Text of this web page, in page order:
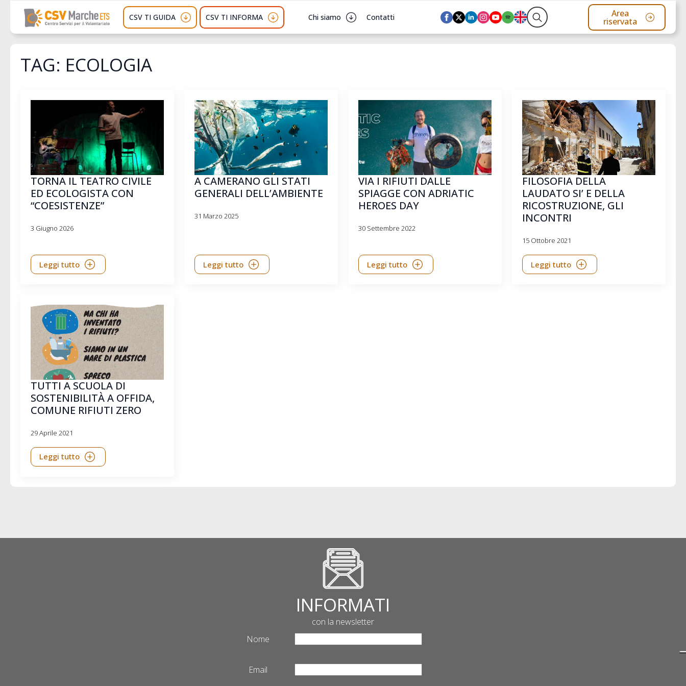
CSV TI GUIDA CSV TI INFORMA Chi siamo Contatti
Search
Area
riservata
TAG: ECOLOGIA
TORNA IL TEATRO CIVILE
ED ECOLOGISTA CON
“COESISTENZE”
3 Giugno 2026
Leggi tutto
A CAMERANO GLI STATI
GENERALI DELL’AMBIENTE
31 Marzo 2025
Leggi tutto
VIA I RIFIUTI DALLE
SPIAGGE CON ADRIATIC
HEROES DAY
30 Settembre 2022
Leggi tutto
FILOSOFIA DELLA
LAUDATO SI’ E DELLA
RICOSTRUZIONE, GLI
INCONTRI
15 Ottobre 2021
Leggi tutto
TUTTI A SCUOLA DI
SOSTENIBILITÀ A OFFIDA,
COMUNE RIFIUTI ZERO
29 Aprile 2021
Leggi tutto
INFORMATI
con la newsletter
Nome
Email